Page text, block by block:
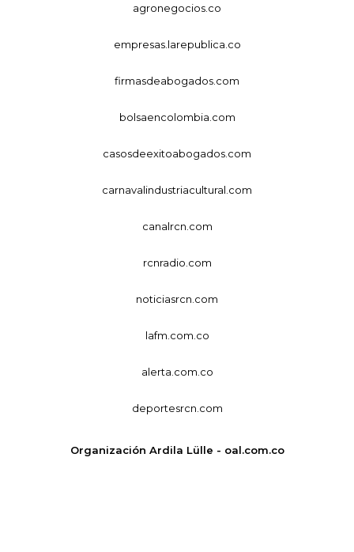
agronegocios.co
empresas.larepublica.co
firmasdeabogados.com
bolsaencolombia.com
casosdeexitoabogados.com
carnavalindustriacultural.com
canalrcn.com
rcnradio.com
noticiasrcn.com
lafm.com.co
alerta.com.co
deportesrcn.com
Organización Ardila Lülle - oal.com.co